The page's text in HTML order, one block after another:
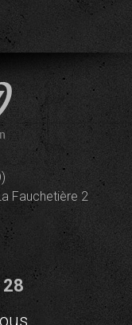
Fauchetière 2